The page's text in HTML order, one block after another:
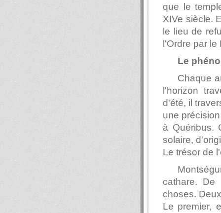
que le
XIVe siècle.
le lieu de
l'Ordre par
Le
Chaque
l'horizon
d'été, il
une
à Quéribus.
solaire,
Le trésor de
cathare.
choses.
Le premier,